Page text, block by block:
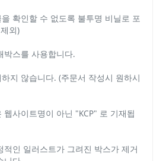
확인할 수 없도록 불투명 비닐로 포
외)
박스를 사용합니다.
지 않습니다. (주문서 작성시 원하시
사이트명이 아닌 "KCP" 로 기재됩
적인 일러스트가 그려진 박스가 제거